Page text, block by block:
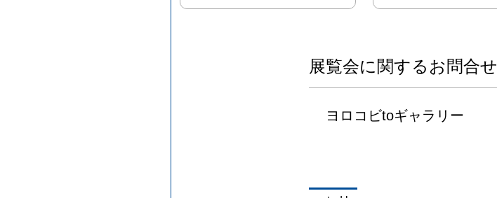
展覧会に関するお問合せ
ヨロコビtoギャラリー